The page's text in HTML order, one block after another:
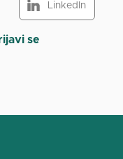
LinkedIn
se